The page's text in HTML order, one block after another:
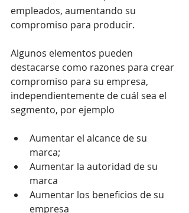
empleados, aumentando su
compromiso para producir.
Algunos elementos pueden
destacarse como razones para crear
compromiso para su empresa,
independientemente de cuál sea el
segmento, por ejemplo
Aumentar el alcance de su
marca;
Aumentar la autoridad de su
marca
Aumentar los beneficios de su
empresa